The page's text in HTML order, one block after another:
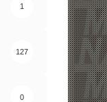
1
127
0